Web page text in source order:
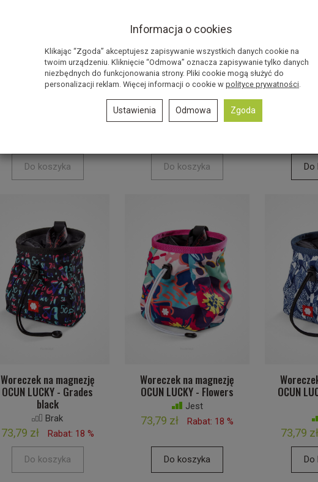
Woreczek na magnezję
Do koszyka
Woreczek na magnezję
OCUN LUCKY - Flowers
white
Brak
Do koszyka
OCUN
Do
Woreczek na magnezję
OCUN LUCKY - Grades
black
Brak
73,79 zł Rabat: 18 %
Do koszyka
Woreczek na magnezję
OCUN LUCKY - Flowers
Jest
73,79 zł Rabat: 18 %
Do koszyka
OCUN
73,79 zł
Do
Informacja o cookies
Klikając “Zgoda” akceptujesz zapisywanie wszystkich danych cookie na
twoim urządzeniu. Kliknięcie “Odmowa” oznacza zapisywanie tylko danych
niezbędnych do funkcjonowania strony. Pliki cookie mogą służyć do
personalizacji reklam. Więcej informacji o cookie w polityce prywatności.
Ustawienia Odmowa Zgoda